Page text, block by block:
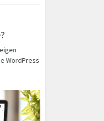
WordPress